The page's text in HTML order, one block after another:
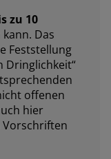
zu 10
Das
Feststellung
Dringlichkeit“
offenen
hier
Vorschriften